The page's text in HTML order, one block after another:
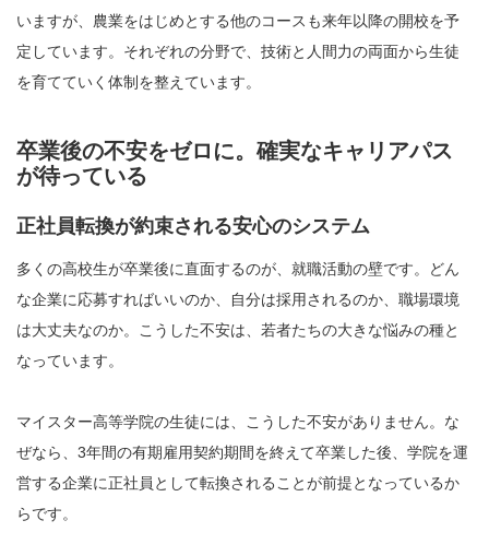
いますが、農業をはじめとする他のコースも来年以降の開校を予
定しています。それぞれの分野で、技術と人間力の両面から生徒
を育てていく体制を整えています。
卒業後の不安をゼロに。確実なキャリアパス
が待っている
正社員転換が約束される安心のシステム
多くの高校生が卒業後に直面するのが、就職活動の壁です。どん
な企業に応募すればいいのか、自分は採用されるのか、職場環境
は大丈夫なのか。こうした不安は、若者たちの大きな悩みの種と
なっています。
マイスター高等学院の生徒には、こうした不安がありません。な
ぜなら、3年間の有期雇用契約期間を終えて卒業した後、学院を運
営する企業に正社員として転換されることが前提となっているか
らです。